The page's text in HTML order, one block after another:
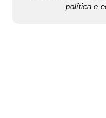
política e